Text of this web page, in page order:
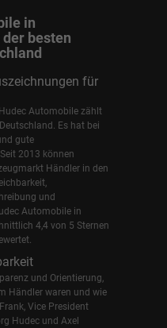
in
besten
für
Automobile zählt
Es hat bei
gute
2013 können
Händler in den
und
Automobile in
4,4 von 5 Sternen
und Orientierung,
Händler waren und wie
Vice President
Hudec und Axel